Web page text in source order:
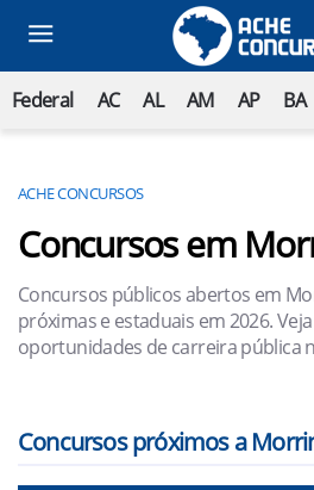
Federal AC AL AM AP BA
ACHE CONCURSOS
Concursos em
Concursos públicos abertos em
próximas e estaduais em 2026.
oportunidades de carreira pública
Concursos próximos a